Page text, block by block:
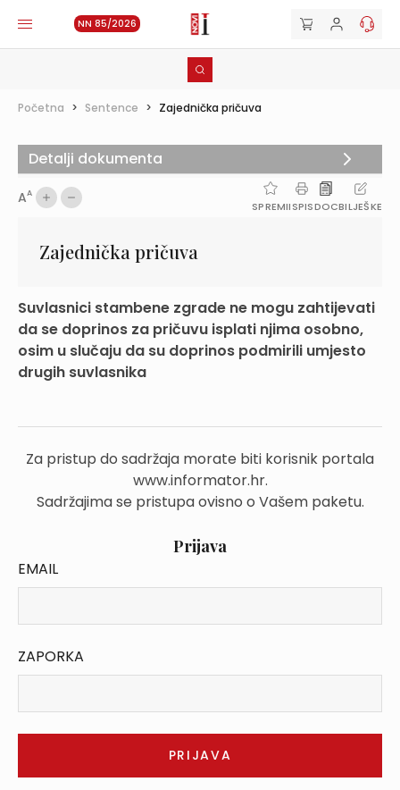
NN 85/2026
Početna > Sentence > Zajednička pričuva
AA
SPREMIISPISDOCBILJEŠKE
Zajednička pričuva
Suvlasnici stambene zgrade ne mogu zahtijevati
da se doprinos za pričuvu isplati njima osobno,
osim u slučaju da su doprinos podmirili umjesto
drugih suvlasnika
Za pristup do sadržaja morate biti korisnik portala
www.informator.hr.
Sadržajima se pristupa ovisno o Vašem paketu.
Prijava
EMAIL
ZAPORKA
Detalji dokumenta